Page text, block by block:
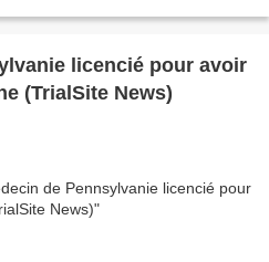
licencié pour avoir
(TrialSite News)